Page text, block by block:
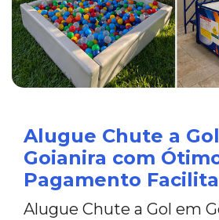
Alugue Chute a
Goianira com
Pagamento
Alugue Chute a Gol em